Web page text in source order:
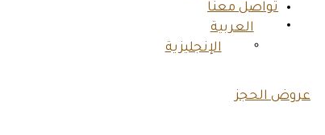
تواصل معنا
العربية
الإنجليزية
عروض الحجز